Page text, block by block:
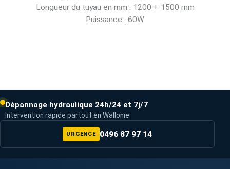
Longueur du tuyau en mm : 1200 + 1500 mm
Puissance : 60W
Dépannage hydraulique 24h/24 et 7j/7
Intervention rapide partout en Wallonie
URGENCE 0496 87 97 14